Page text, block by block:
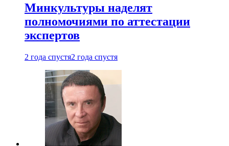
Минкультуры наделят
полномочиями по аттестации
экспертов
2 года спустя2 года спустя